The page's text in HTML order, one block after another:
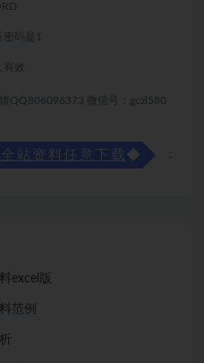
密码是1
有效
馈QQ806096373 微信号：gczl580
全站资料任意下载◆
excel版
范例